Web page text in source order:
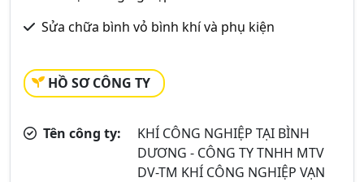
Sửa chữa bình vỏ bình khí và phụ kiện
HỒ SƠ CÔNG TY
Tên công ty:
KHÍ CÔNG NGHIỆP TẠI BÌNH
DƯƠNG - CÔNG TY TNHH MTV
DV-TM KHÍ CÔNG NGHIỆP VẠN